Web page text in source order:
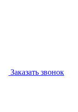
Заказать звонок